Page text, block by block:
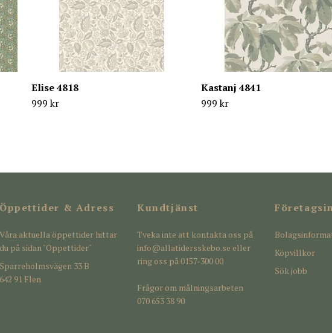
Elise 4818
999 kr
Kastanj 4841
999 kr
Öppettider & Adress
Våra aktuella öppettider hittar
du på sidan "Öppettider"
Sparreholmsvägen 33 B
642 91 Flen
Kundtjänst
Tveka inte att kontakta oss på
info@allatidersskebo.se eller
ring oss på 0157-300 00
Frågor om målningsarbeten
070 653 38 90
Köpvillkor
Sök jobb